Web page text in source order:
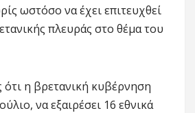
ωστόσο να έχει επιτευχθεί
πλευράς στο θέμα του
ότι η βρετανική κυβέρνηση
να εξαιρέσει 16 εθνικά